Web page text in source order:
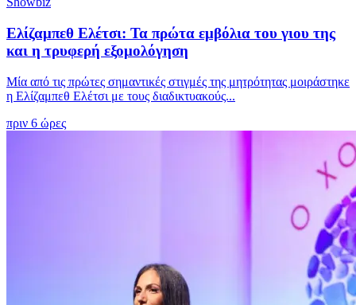
Ελίζαμπεθ Ελέτσι: Τα πρώτα εμβόλια του γιου της
και η τρυφερή εξομολόγηση
Μία από τις πρώτες σημαντικές στιγμές της μητρότητας μοιράστηκε
η Ελίζαμπεθ Ελέτσι με τους διαδικτυακούς...
πριν 6 ώρες